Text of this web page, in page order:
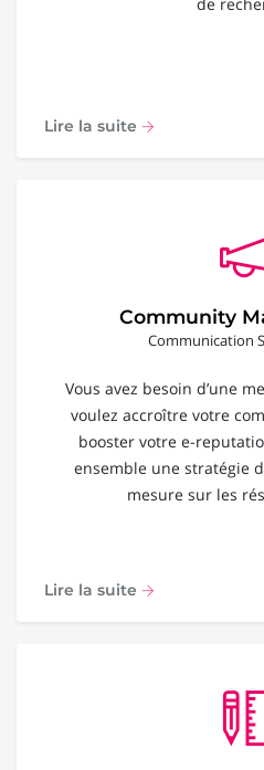
Lire la suite
Community
Communication
Vous avez besoin d’une
voulez accroître votre
booster votre e-
ensemble une stratégie
mesure sur les
Lire la suite